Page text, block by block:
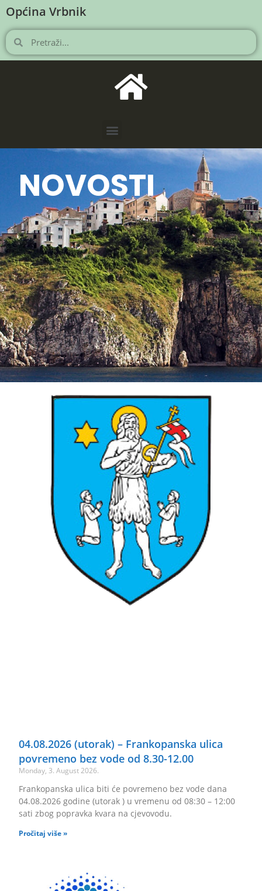
Općina Vrbnik
NOVOSTI
04.08.2026 (utorak) – Frankopanska ulica
povremeno bez vode od 8.30-12.00
Monday, 3. August 2026.
Frankopanska ulica biti će povremeno bez vode dana
04.08.2026 godine (utorak ) u vremenu od 08:30 – 12:00
sati zbog popravka kvara na cjevovodu.
Pročitaj više »